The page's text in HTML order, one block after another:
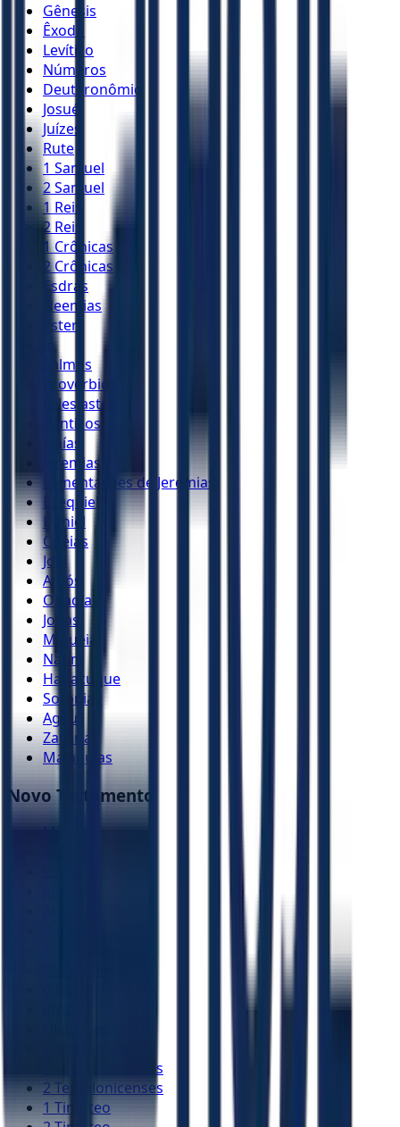
Gênesis
Êxodo
Levítico
Números
Deuteronômio
Josué
Juízes
Rute
1 Samuel
2 Samuel
1 Reis
2 Reis
1 Crônicas
2 Crônicas
Esdras
Neemias
Ester
Jó
Salmos
Provérbios
Eclesiastes
Cânticos
Isaías
Jeremias
Lamentações de Jeremias
Ezequiel
Daniel
Oséias
Joel
Amós
Obadias
Jonas
Miquéias
Naum
Habacuque
Sofonias
Ageu
Zacarias
Malaquias
Novo Testamento
1 Tessalonicenses
2 Tessalonicenses
1 Timóteo